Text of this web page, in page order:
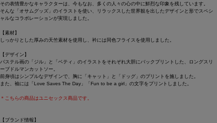
その表情豊かなキャラクターは、今もなお、多くの人々の心の中に鮮烈な印象を残しています。
そんな「オサムグッズ」のイラストを使い、リラックスした世界観を出したデザインと形でスペシ
ャルなコラボレーションが実現しました。
【素材】
しっかりとした厚みの天竺素材を使用し、衿には同色フライスを使用しました。
【デザイン】
パステル画の「ジル」と「ベティ」のイラストをそれぞれ大胆にバックプリントした、ロングスリ
ーブドルマンカットソー。
前身頃はシンプルなデザインで、胸に「キャット」と「ドッグ」のプリントを施しました。
また、袖には「Love Saves The Day」「Fun to be a girl」の文字をプリントしました。
＊こちらの商品はユニセックス商品です。
【ブランド情報】